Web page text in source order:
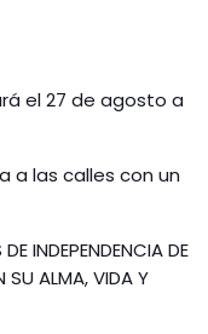
el 27 de agosto a
a las calles con un
INDEPENDENCIA DE
SU ALMA, VIDA Y